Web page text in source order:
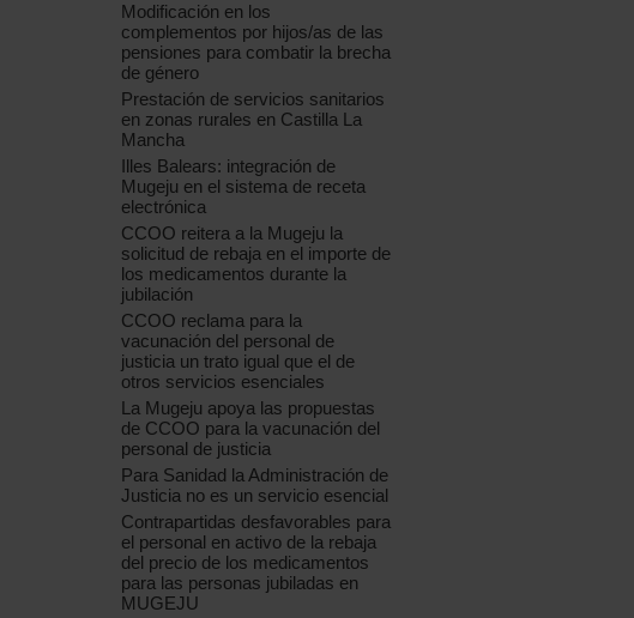
Modificación en los
complementos por hijos/as de las
pensiones para combatir la brecha
de género
Prestación de servicios sanitarios
en zonas rurales en Castilla La
Mancha
Illes Balears: integración de
Mugeju en el sistema de receta
electrónica
CCOO reitera a la Mugeju la
solicitud de rebaja en el importe de
los medicamentos durante la
jubilación
CCOO reclama para la
vacunación del personal de
justicia un trato igual que el de
otros servicios esenciales
La Mugeju apoya las propuestas
de CCOO para la vacunación del
personal de justicia
Para Sanidad la Administración de
Justicia no es un servicio esencial
Contrapartidas desfavorables para
el personal en activo de la rebaja
del precio de los medicamentos
para las personas jubiladas en
MUGEJU